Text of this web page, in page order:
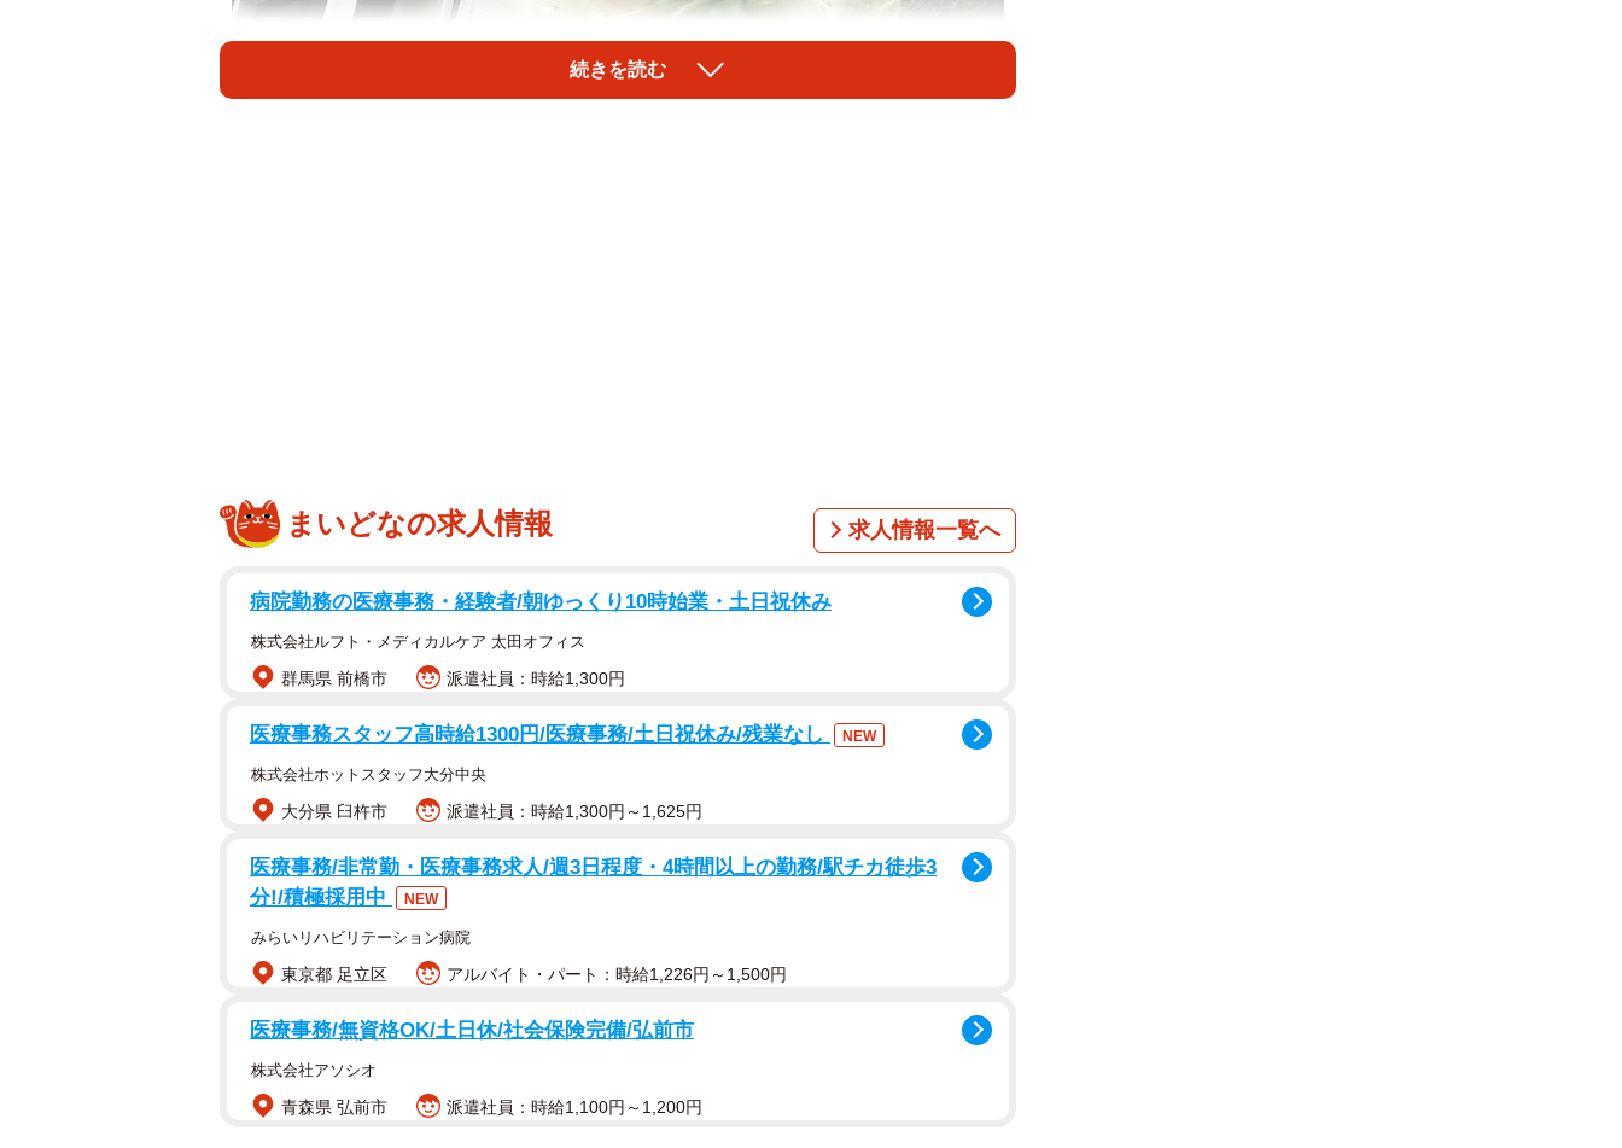
1/7
話題の犬の安全グッズ「拾い食い防止ネット」。効果が一目瞭然！（画像提供：ハルくんさん）
12歳のマルチーズ、ハルくん、15歳のトイプードル、ココさん、そして2匹の娘で9歳半に
なるマルプーのひまわりさんと暮らす飼い主、ハルくん（@9Z8lquSv8B3FMpN）さん。
3匹の楽しい散歩姿をX（旧Twitter）やInstagramに投稿しているハルくんさんですが、実は
散歩中のひまわりさんのある行動に悩んでいました。
「早速拾い食い防止ネット活躍してます」
そうつぶやきハルくんさんがXに投稿したのは、ヘアキャップ風の「拾い食い防止ネット」
を顔に装着したまま「道端に咲いていた雑草」を躍動感たっぷり食いちぎった瞬間のひまわ
りさんの姿！
「誤飲」をしっかり食い止めている「拾い食い防止ネット」の効果が一目瞭然なその衝撃写
真は、484万以上表示され、11万以上のいいねがつくと共に、国内外から多くの反響が寄せ
続きを読む
まいどなの求人情報 求人情報一覧へ
病院勤務の医療事務・経験者/朝ゆっくり10時始業・土日祝休み
株式会社ルフト・メディカルケア 太田オフィス
群馬県 前橋市 派遣社員：時給1,300円
医療事務スタッフ高時給1300円/医療事務/土日祝休み/残業なし NEW
株式会社ホットスタッフ大分中央
大分県 臼杵市 派遣社員：時給1,300円～1,625円
医療事務/非常勤・医療事務求人/週3日程度・4時間以上の勤務/駅チカ徒歩3
分!/積極採用中
NEW
みらいリハビリテーション病院
東京都 足立区 アルバイト・パート：時給1,226円～1,500円
医療事務/無資格OK/土日休/社会保険完備/弘前市
株式会社アソシオ
青森県 弘前市 派遣社員：時給1,100円～1,200円